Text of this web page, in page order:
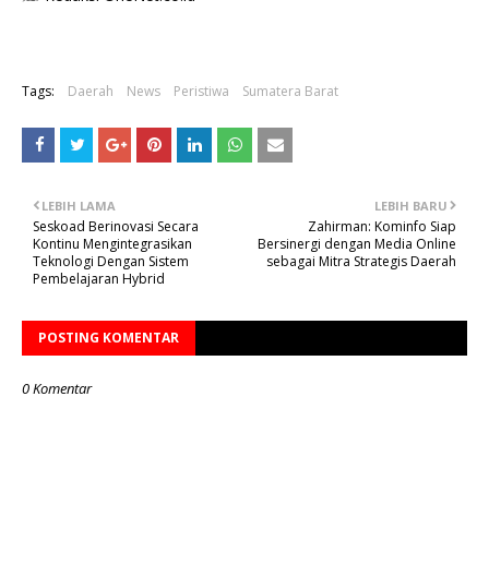
Tags: Daerah News Peristiwa Sumatera Barat
LEBIH BARU
Zahirman: Kominfo Siap
Bersinergi dengan Media Online
sebagai Mitra Strategis Daerah
LEBIH LAMA
Seskoad Berinovasi Secara
Kontinu Mengintegrasikan
Teknologi Dengan Sistem
Pembelajaran Hybrid
POSTING KOMENTAR
0 Komentar